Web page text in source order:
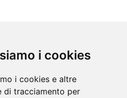
i cookies
i cookies e altre
di tracciamento per